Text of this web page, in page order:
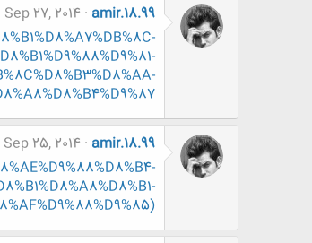
amir.18.99
Sep 27, 2014
amir.18.99
Sep 25, 2014